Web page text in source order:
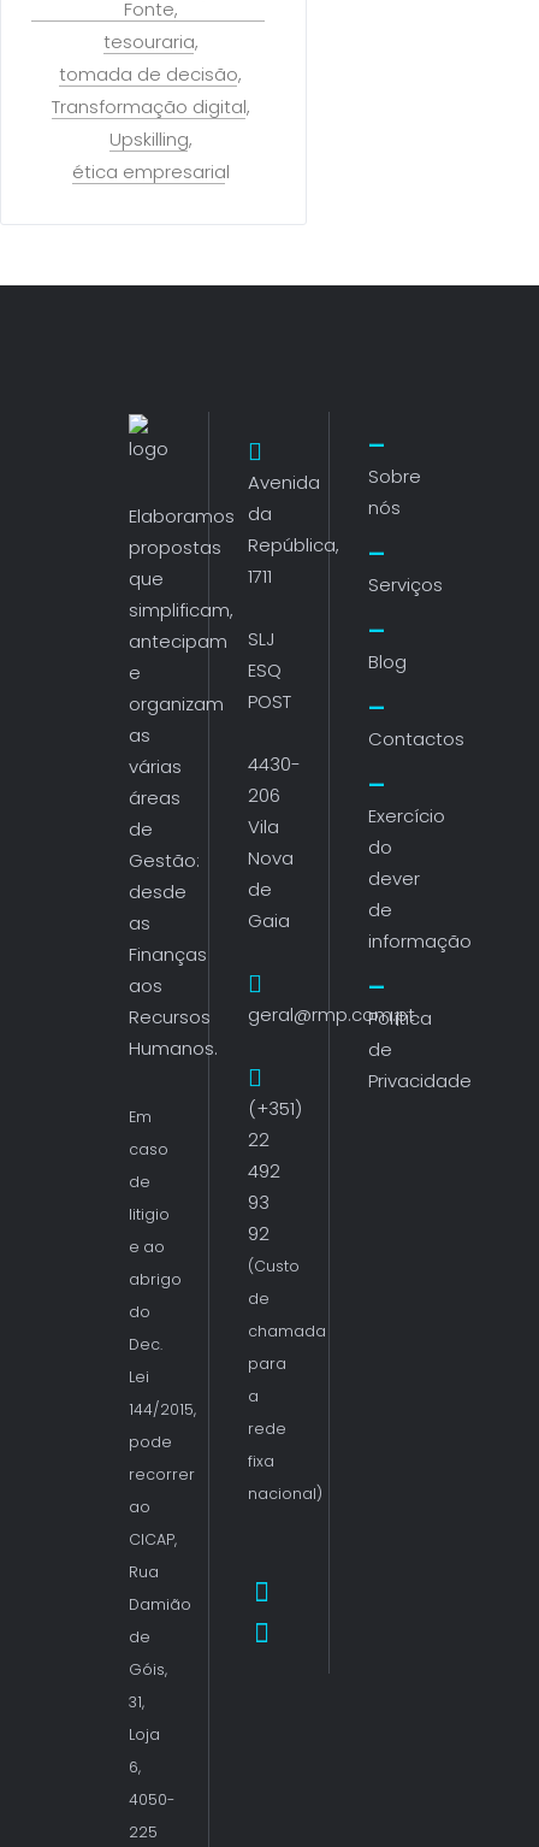
Fonte
tesouraria
tomada de decisão
Transformação digital
Upskilling
ética empresarial
Elaboramos
propostas
que
simplificam,
antecipam
e
organizam
as
várias
áreas
de
Gestão:
desde
as
Finanças
aos
Recursos
Humanos.
Em
caso
de
litigio
e ao
abrigo
do
Dec.
Lei
144/2015,
pode
recorrer
ao
CICAP,
Rua
Damião
de
Góis,
31,
Loja
6,
4050-
225
Avenida
da
República,
1711
SLJ
ESQ
POST
4430-
206
Vila
Nova
de
Gaia
geral@rmp.com.pt
(+351)
22
492
93
92
(Custo
de
chamada
para
a
rede
fixa
nacional)
Sobre
nós
Serviços
Blog
Contactos
Exercício
do
dever
de
informação
Política
de
Privacidade